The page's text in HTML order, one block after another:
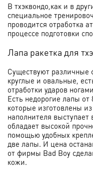
В тхэквондо,как и в
специальное
проводится отработка
процессе подготовки
Лапа ракетка для
Существуют
круглые и овальные,
отработки ударов
Есть недорогие лапы
которые изготовлены
наполнителя
обладает высокой
помощью удобных
две лапы. И цена
от фирмы Bad Boy
кожи.